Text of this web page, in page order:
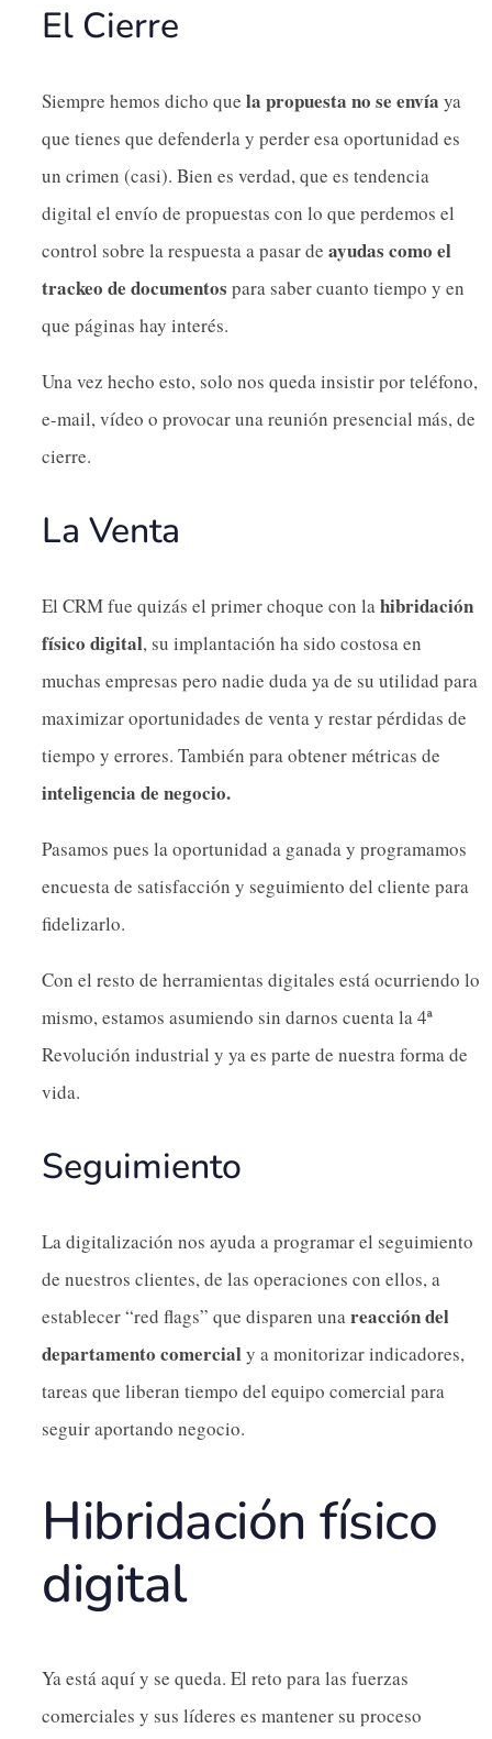
El Cierre
Siempre hemos dicho que la propuesta no se envía ya
que tienes que defenderla y perder esa oportunidad es
un crimen (casi). Bien es verdad, que es tendencia
digital el envío de propuestas con lo que perdemos el
control sobre la respuesta a pasar de ayudas como el
trackeo de documentos para saber cuanto tiempo y en
que páginas hay interés.
Una vez hecho esto, solo nos queda insistir por teléfono,
e-mail, vídeo o provocar una reunión presencial más, de
cierre.
La Venta
El CRM fue quizás el primer choque con lahibridación
físico digital, su implantación ha sido costosa en
muchas empresas pero nadie duda ya de su utilidad para
maximizar oportunidades de venta y restar pérdidas de
tiempo y errores. También para obtener métricas de
inteligencia de negocio.
Pasamos pues la oportunidad a ganada y programamos
encuesta de satisfacción y seguimiento del cliente para
fidelizarlo.
Con el resto de herramientas digitales está ocurriendo lo
mismo, estamos asumiendo sin darnos cuenta la 4ª
Revolución industrial y ya es parte de nuestra forma de
vida.
Seguimiento
La digitalización nos ayuda a programar el seguimiento
de nuestros clientes, de las operaciones con ellos, a
establecer “red flags” que disparen unareacción del
departamento comercialy a monitorizar indicadores,
tareas que liberan tiempo del equipo comercial para
seguir aportando negocio.
Hibridación físico
digital
Ya está aquí y se queda. El reto para las fuerzas
comerciales y sus líderes es mantener su proceso